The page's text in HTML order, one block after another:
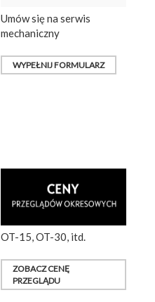
Umów się na serwis
mechaniczny
WYPEŁNIJ FORMULARZ
OT-15, OT-30, itd.
ZOBACZ CENĘ
PRZEGLĄDU